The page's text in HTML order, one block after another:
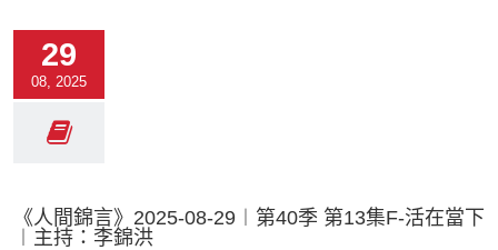
29
08, 2025
《人間錦言》2025-08-29︱第40季 第13集F-活在當下
︱主持：李錦洪